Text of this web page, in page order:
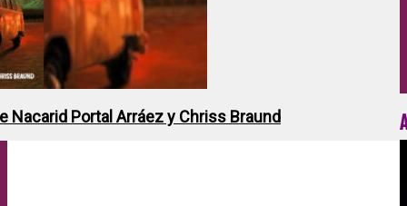
Nacarid Portal Arráez y Chriss Braund